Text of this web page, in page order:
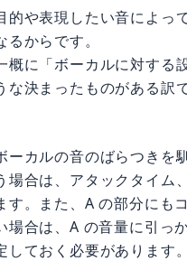
的や表現したい音によっ
るからです。
概に「ボーカルに対する
な決まったものがある訳
ーカルの音のばらつきを
場合は、アタックタイム
す。また、A の部分にも
場合は、A の音量に引っ
しておく必要があります。